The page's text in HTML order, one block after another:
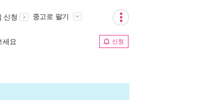
신청 중고로 팔기
세요 신청